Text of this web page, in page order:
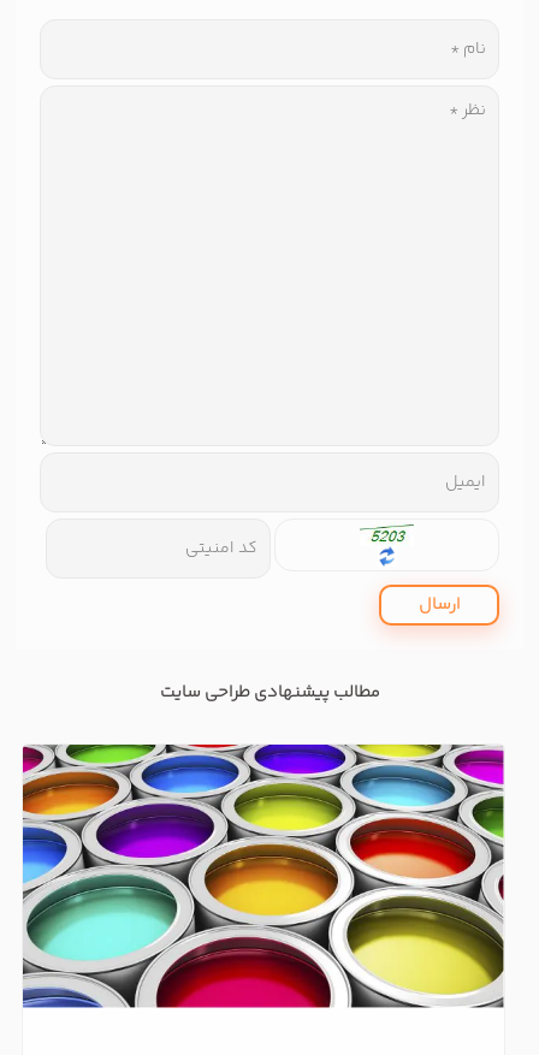
ارسال
مطالب پیشنهادی طراحی سایت